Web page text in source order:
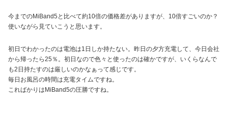
今までのMiBand5と比べて約10倍の価格差がありますが、10倍すごいのか？
使いながら見ていこうと思います。
初日でわかったのは電池は1日しか持たない。昨日の夕方充電して、今日会社
から帰ったら25％。初日なので色々と使ったのは確かですが、いくらなんで
も2日持たすのは厳しいのかなぁって感じです。
毎日お風呂の時間は充電タイムですね。
こればかりはMiBand5の圧勝ですね。